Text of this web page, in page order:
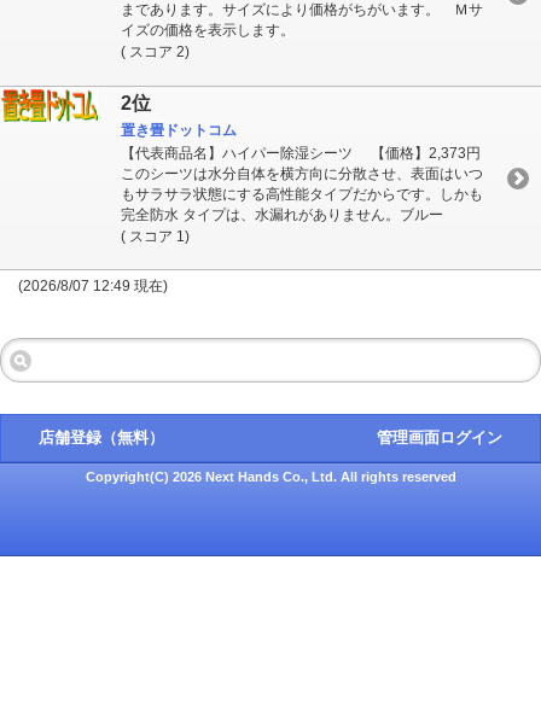
まであります。サイズにより価格がちがいます。 Ｍサ
イズの価格を表示します。
( スコア 2)
2位
置き畳ドットコム
【代表商品名】ハイパー除湿シーツ 【価格】2,373円
このシーツは水分自体を横方向に分散させ、表面はいつ
もサラサラ状態にする高性能タイプだからです。しかも
完全防水 タイプは、水漏れがありません。ブルー
( スコア 1)
(2026/8/07 12:49 現在)
店舗登録（無料） 管理画面ログイン
Copyright(C) 2026 Next Hands Co., Ltd. All rights reserved